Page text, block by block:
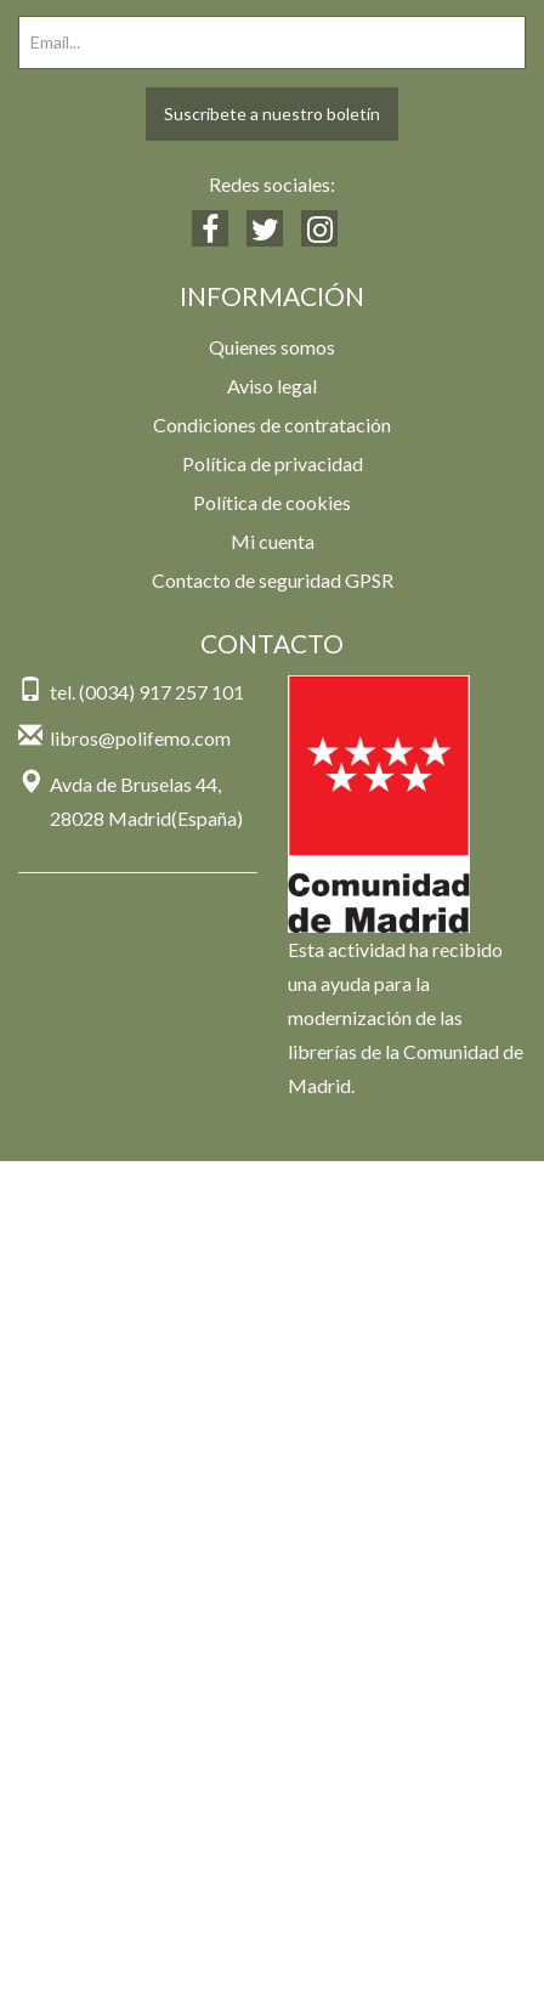
Suscríbete a nuestro boletín
Redes sociales:
INFORMACIÓN
Quienes somos
Aviso legal
Condiciones de contratación
Política de privacidad
Política de cookies
Mi cuenta
Contacto de seguridad GPSR
CONTACTO
tel. (0034) 917 257 101
libros@polifemo.com
Avda de Bruselas 44,
28028 Madrid(España)
Esta actividad ha recibido
una ayuda para la
modernización de las
librerías de la Comunidad de
Madrid.